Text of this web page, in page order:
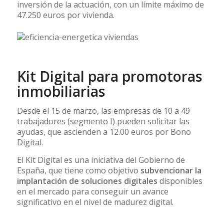
inversión de la actuación, con un límite máximo de
47.250 euros por vivienda.
Kit Digital para promotoras
inmobiliarias
Desde el 15 de marzo, las empresas de 10 a 49
trabajadores (segmento I) pueden solicitar las
ayudas, que ascienden a 12.00 euros por Bono
Digital.
El Kit Digital es una iniciativa del Gobierno de
España, que tiene como objetivo subvencionar la
implantación de soluciones digitales disponibles
en el mercado para conseguir un avance
significativo en el nivel de madurez digital.